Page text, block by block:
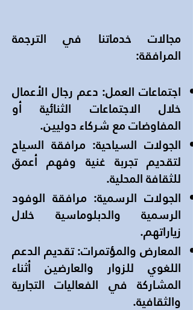
مجالات خدماتنا في الترجمة
المرافقة:
اجتماعات العمل: دعم رجال الأعمال
خلال الاجتماعات الثنائية أو
المفاوضات مع شركاء دوليين.
الجولات السياحية: مرافقة السياح
لتقديم تجربة غنية وفهم أعمق
للثقافة المحلية.
الجولات الرسمية: مرافقة الوفود
الرسمية والدبلوماسية خلال
زياراتهم.
المعارض والمؤتمرات: تقديم الدعم
اللغوي للزوار والعارضين أثناء
المشاركة في الفعاليات التجارية
والثقافية.